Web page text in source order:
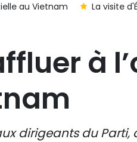
le partenariat stratégique
à
dirigeants du Parti,